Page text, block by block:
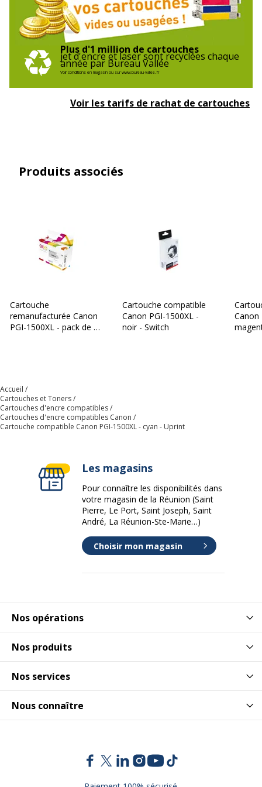
Plus d'1 million de cartouches
jet d'encre et laser sont recyclées chaque
année par Bureau Vallée
Voir conditions en magasin ou sur www.bureau-vallee.fr
Voir les tarifs de rachat de cartouches
Produits associés
Cartouche
remanufacturée Canon
PGI-1500XL - pack de 4
Cartouche compatible
Canon PGI-1500XL -
noir - Switch
Canon
Accueil
Cartouches et Toners
Cartouches d'encre compatibles
Cartouches d'encre compatibles Canon
Cartouche compatible Canon PGI-1500XL - cyan - Uprint
Nos opérations
Nos produits
Nos services
Nous connaître
Les magasins
Pour connaître les disponibilités dans
votre magasin de la Réunion (Saint
Pierre, Le Port, Saint Joseph, Saint
André, La Réunion-Ste-Marie…)
Choisir mon magasin